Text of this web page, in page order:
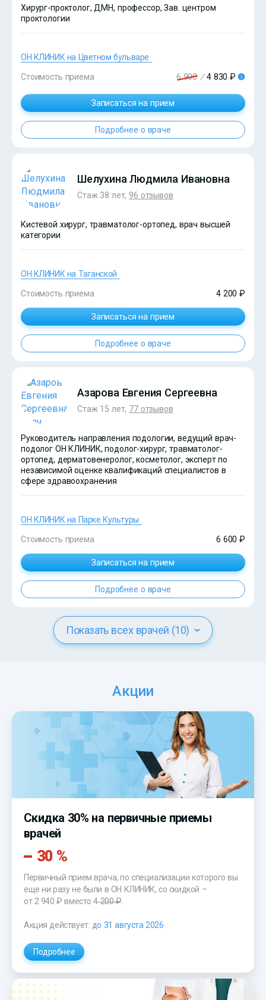
?>
Хирург-проктолог, ДМН, профессор, Зав. центром
проктологии
ОН КЛИНИК на Цветном бульваре
Стоимость приема 6 900 / 4 830 ₽
Записаться на прием
Подробнее о враче
?>
Шелухина Людмила Ивановна
Стаж 38 лет, 96 отзывов
Кистевой хирург, травматолог-ортопед, врач высшей
категории
ОН КЛИНИК на Таганской
Стоимость приема 4 200 ₽
Записаться на прием
Подробнее о враче
Азарова Евгения Сергеевна
Стаж 15 лет, 77 отзывов
Руководитель направления подологии, ведущий врач-
подолог ОН КЛИНИК, подолог-хирург, травматолог-
ортопед, дерматовенеролог, косметолог, эксперт по
независимой оценке квалификаций специалистов в
сфере здравоохранения
ОН КЛИНИК на Парке Культуры
Стоимость приема 6 600 ₽
Записаться на прием
Подробнее о враче
Показать всех врачей (10)
Акции
Скидка 30% на первичные приемы
врачей
30 %
Первичный прием врача, по специализации которого вы
еще ни разу не были в ОН КЛИНИК, со скидкой –
от 2 940 ₽ вместо4 200 ₽.
Акция действует: до 31 августа 2026
Подробнее